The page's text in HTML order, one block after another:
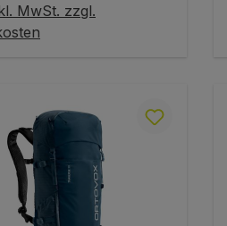
MwSt. zzgl.
Warenkorb